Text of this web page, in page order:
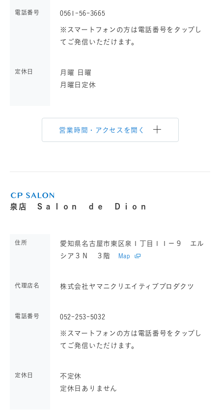
電話番号 0561-56-3665
※スマートフォンの方は電話番号をタップし
てご発信いただけます。
定休日
月曜 日曜
月曜日定休
営業時間・アクセスを開く
泉店 Ｓａｌｏｎ ｄｅ Ｄｉｏｎ
住所
愛知県名古屋市東区泉１丁目１１－９ エル
シア３Ｎ ３階
Map
代理店名 株式会社ヤマニクリエイティブプロダクツ
電話番号 052-253-5032
※スマートフォンの方は電話番号をタップし
てご発信いただけます。
定休日
不定休
定休日ありません